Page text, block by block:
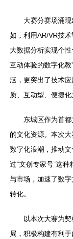
大赛分赛场涌
如，利用AR/VR技
大数据分析实现个
互动体验的数字化
涵，更突出了技术
质、互动型、便捷化
东城区作为首
的文化资源。本次
数字化浪潮，推动
过“文创专家号”这
与市场，加速了数
转化。
以本次大赛为
局，积极构建有利